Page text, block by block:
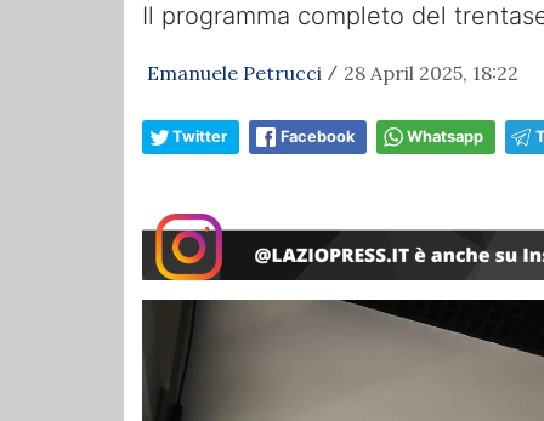
Il programma completo del
Emanuele Petrucci / 28 April 2025, 18:22
Twitter Facebook Whatsapp